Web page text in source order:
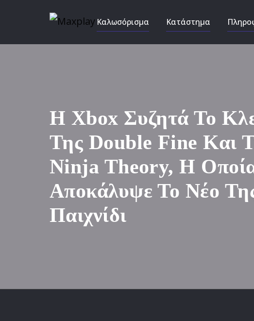
Καλωσόρισμα Κατάστημα
Η Xbox Συζητά Το
Της Double Fine Και
Ninja Theory, Η
Αποκάλυψε Το Νέο
Παιχνίδι